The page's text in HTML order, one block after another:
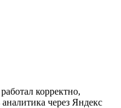
корректно,
через Яндекс